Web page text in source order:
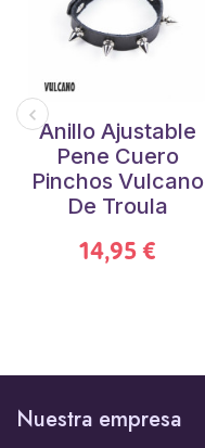
Anillo Ajustable
Pene Cuero
Pinchos Vulcano
De Troula
14,95 €
Nuestra empresa